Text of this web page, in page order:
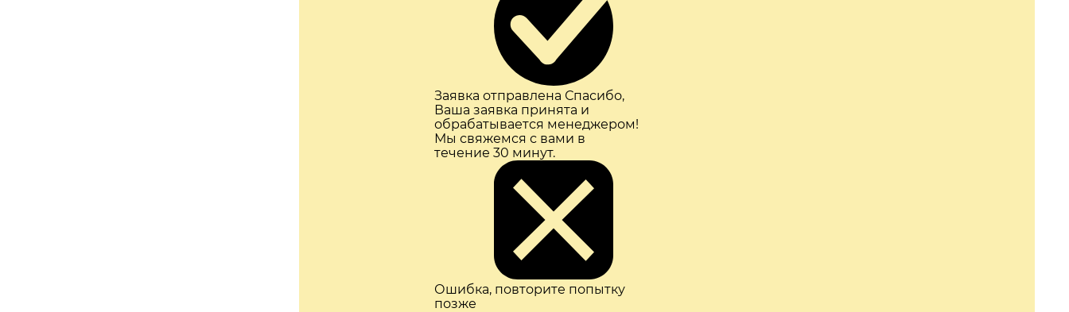
Заявка отправлена Спасибо,
Ваша заявка принята и
обрабатывается менеджером!
Мы свяжемся с вами в
течение 30 минут.
Ошибка, повторите попытку
позже